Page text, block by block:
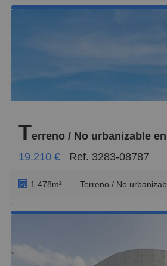
Terreno / No urbanizable en Carretera San
19.210 €
Ref. 3283-08787
1.478m² Terreno / No